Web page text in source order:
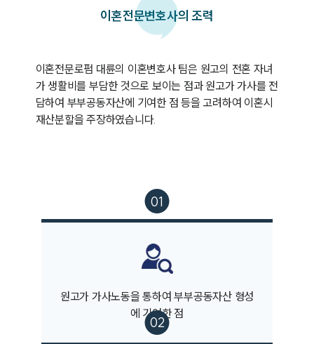
부소개
이혼전문변호사의 조력
이혼전문로펌 대륜의 이혼변호사 팀은 원고의 전혼 자녀
가 생활비를 부담한 것으로 보이는 점과 원고가 가사를 전
담하여 부부공동자산에 기여한 점 등을 고려하여 이혼시
재산분할을 주장하였습니다.
원고가 가사노동을 통하여 부부공동자산 형성
에 기여한 점